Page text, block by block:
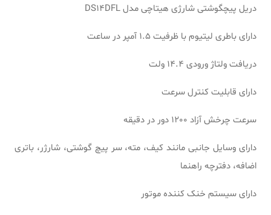
دریل پیچگوشتی شارژی هیتاچی مدل DS14DFL
دارای باطری لیتیوم با ظرفیت 1.5 آمپر در ساعت
دریافت ولتاژ ورودی 14.4 ولت
دارای قابلیت کنترل سرعت
سرعت چرخش آزاد 1200 دور در دقیقه
دارای وسایل جانبی مانند کیف، مته، سر پیچ گوشتی، شارژر، باتری
اضافه، دفترچه راهنما
دارای سیستم خنک کننده موتور